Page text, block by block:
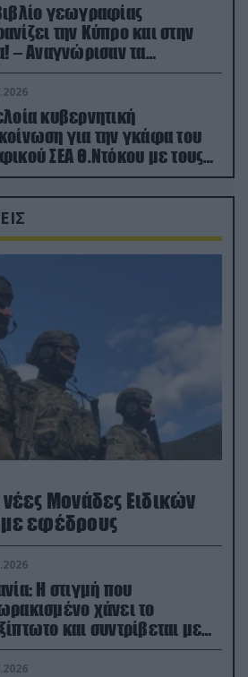
γεωγραφίας
την Κύπρο και στην
– Αναγνώρισαν τα
(φωτο)
κυβερνητική
για την γκάφα του
ΣΕΑ Θ.Ντόκου με τους
φαρσέρ
Μονάδες Ειδικών
εφέδρους
Η στιγμή που
χάνει το
και συντρίβεται με
στο έδαφος (βίντεο)